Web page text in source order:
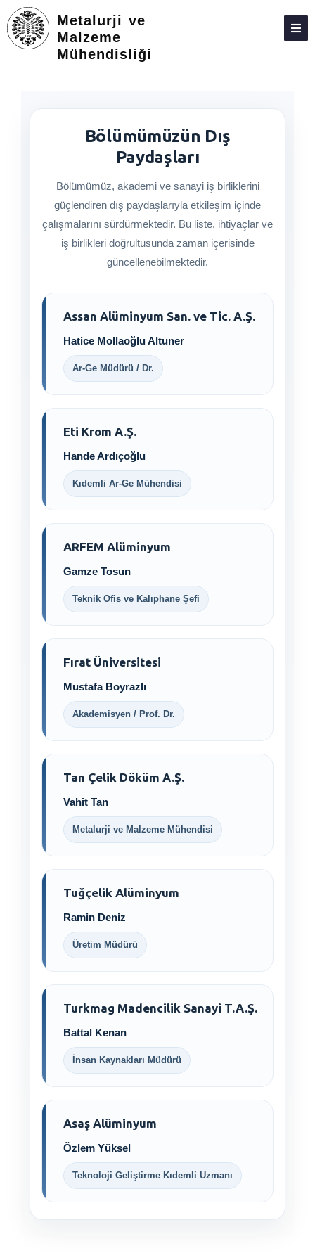
Metalurji ve
Malzeme
Mühendisliği
HAKKIMIZDA
ARAŞTIRMA
TOPLUMA KATKI
Bölümümüzün Dış
Paydaşları
Bölümümüz, akademi ve sanayi iş birliklerini
güçlendiren dış paydaşlarıyla etkileşim içinde
çalışmalarını sürdürmektedir. Bu liste, ihtiyaçlar ve
iş birlikleri doğrultusunda zaman içerisinde
güncellenebilmektedir.
Assan Alüminyum San. ve Tic. A.Ş.
Hatice Mollaoğlu Altuner
Ar-Ge Müdürü / Dr.
Eti Krom A.Ş.
Hande Ardıçoğlu
Kıdemli Ar-Ge Mühendisi
ARFEM Alüminyum
Gamze Tosun
Teknik Ofis ve Kalıphane Şefi
Fırat Üniversitesi
Mustafa Boyrazlı
Akademisyen / Prof. Dr.
Tan Çelik Döküm A.Ş.
Vahit Tan
Metalurji ve Malzeme Mühendisi
Tuğçelik Alüminyum
Ramin Deniz
Üretim Müdürü
Turkmag Madencilik Sanayi T.A.Ş.
Battal Kenan
İnsan Kaynakları Müdürü
Asaş Alüminyum
Özlem Yüksel
Teknoloji Geliştirme Kıdemli Uzmanı